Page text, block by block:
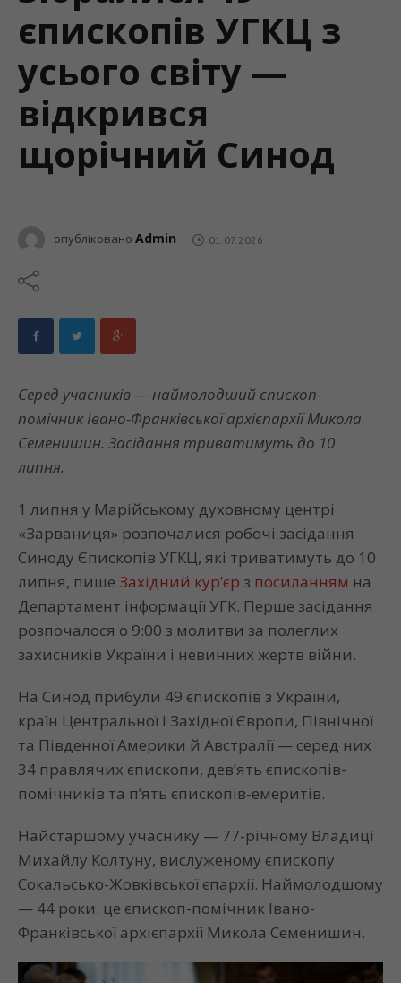
єпископів УГКЦ з
усього світу —
відкрився
щорічний Синод
опубліковано Admin 01.07.2026
Серед учасників — наймолодший єпископ-
помічник Івано-Франківської архієпархії Микола
Семенишин. Засідання триватимуть до 10
липня.
1 липня у Марійському духовному центрі
«Зарваниця» розпочалися робочі засідання
Синоду Єпископів УГКЦ, які триватимуть до 10
липня, пише Західний кур’єр з посиланням на
Департамент інформації УГК. Перше засідання
розпочалося о 9:00 з молитви за полеглих
захисників України і невинних жертв війни.
На Синод прибули 49 єпископів з України,
країн Центральної і Західної Європи, Північної
та Південної Америки й Австралії — серед них
34 правлячих єпископи, дев’ять єпископів-
помічників та п’ять єпископів-емеритів.
Найстаршому учаснику — 77-річному Владиці
Михайлу Колтуну, вислуженому єпископу
Сокальсько-Жовківської єпархії. Наймолодшому
— 44 роки: це єпископ-помічник Івано-
Франківської архієпархії Микола Семенишин.